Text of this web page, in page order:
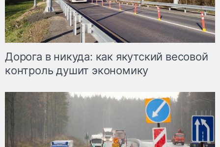
Дорога в никуда: как якутский весовой
контроль душит экономику